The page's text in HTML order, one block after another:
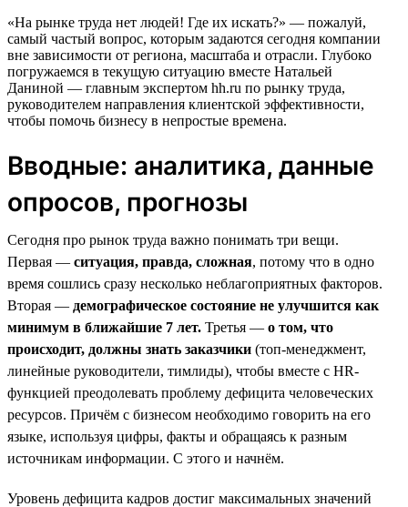
«На рынке труда нет людей! Где их искать?» — пожалуй,
самый частый вопрос, которым задаются сегодня компании
вне зависимости от региона, масштаба и отрасли. Глубоко
погружаемся в текущую ситуацию вместе Натальей
Даниной — главным экспертом hh.ru по рынку труда,
руководителем направления клиентской эффективности,
чтобы помочь бизнесу в непростые времена.
Вводные: аналитика, данные
опросов, прогнозы
Сегодня про рынок труда важно понимать три вещи.
Первая — ситуация, правда, сложная, потому что в одно
время сошлись сразу несколько неблагоприятных факторов.
Вторая — демографическое состояние не улучшится как
минимум в ближайшие 7 лет. Третья — о том, что
происходит, должны знать заказчики (топ-менеджмент,
линейные руководители, тимлиды), чтобы вместе с HR-
функцией преодолевать проблему дефицита человеческих
ресурсов. Причём с бизнесом необходимо говорить на его
языке, используя цифры, факты и обращаясь к разным
источникам информации. С этого и начнём.
Уровень дефицита кадров достиг максимальных значений